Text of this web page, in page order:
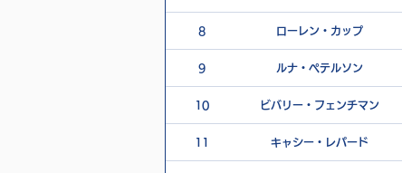
8 ローレン・カップ
9 ルナ・ペテルソン
10 ビバリー・フェンチマン
11 キャシー・レパード